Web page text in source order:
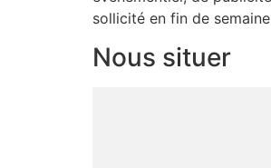
sollicité en fin de
Nous situer